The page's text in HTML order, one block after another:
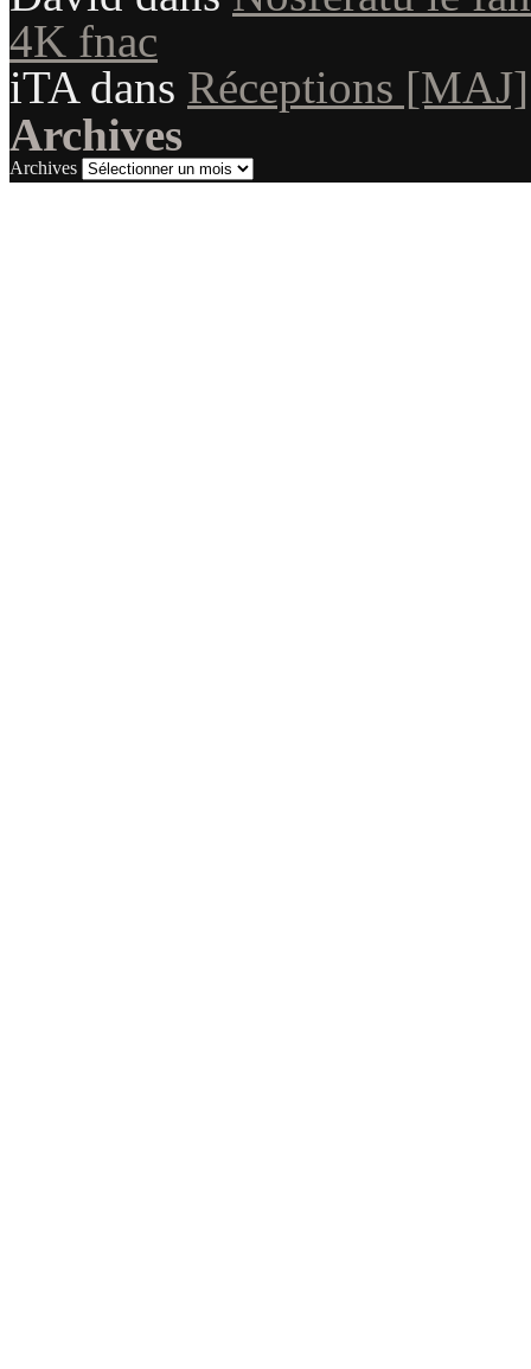
4K fnac
iTAdans Réceptions [MAJ]
Archives
Archives